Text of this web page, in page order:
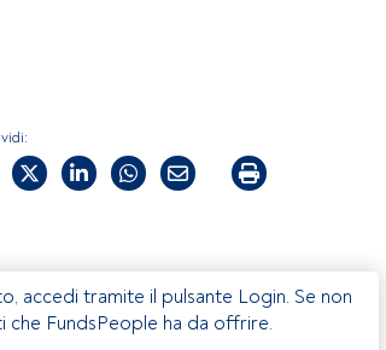
accedi tramite il pulsante Login. Se non
FundsPeople ha da offrire.